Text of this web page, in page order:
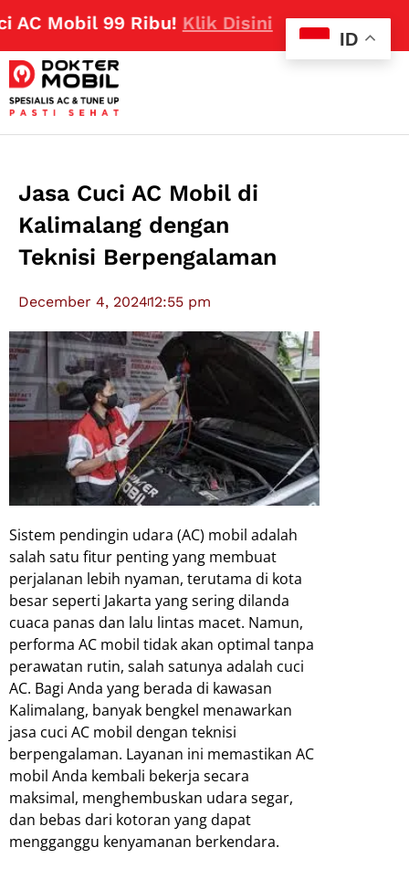
Mobil 99 Ribu!Klik Disini
Jasa Cuci AC Mobil di
Kalimalang dengan
Teknisi Berpengalaman
December 4, 202412:55 pm
Sistem pendingin udara (AC) mobil adalah
salah satu fitur penting yang membuat
perjalanan lebih nyaman, terutama di kota
besar seperti Jakarta yang sering dilanda
cuaca panas dan lalu lintas macet. Namun,
performa AC mobil tidak akan optimal tanpa
perawatan rutin, salah satunya adalah cuci
AC. Bagi Anda yang berada di kawasan
Kalimalang, banyak bengkel menawarkan
jasa cuci AC mobil dengan teknisi
berpengalaman. Layanan ini memastikan AC
mobil Anda kembali bekerja secara
maksimal, menghembuskan udara segar,
dan bebas dari kotoran yang dapat
mengganggu kenyamanan berkendara.
ID